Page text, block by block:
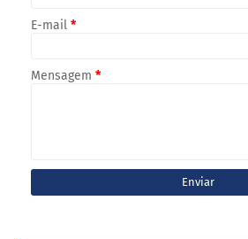
E-mail *
Mensagem *